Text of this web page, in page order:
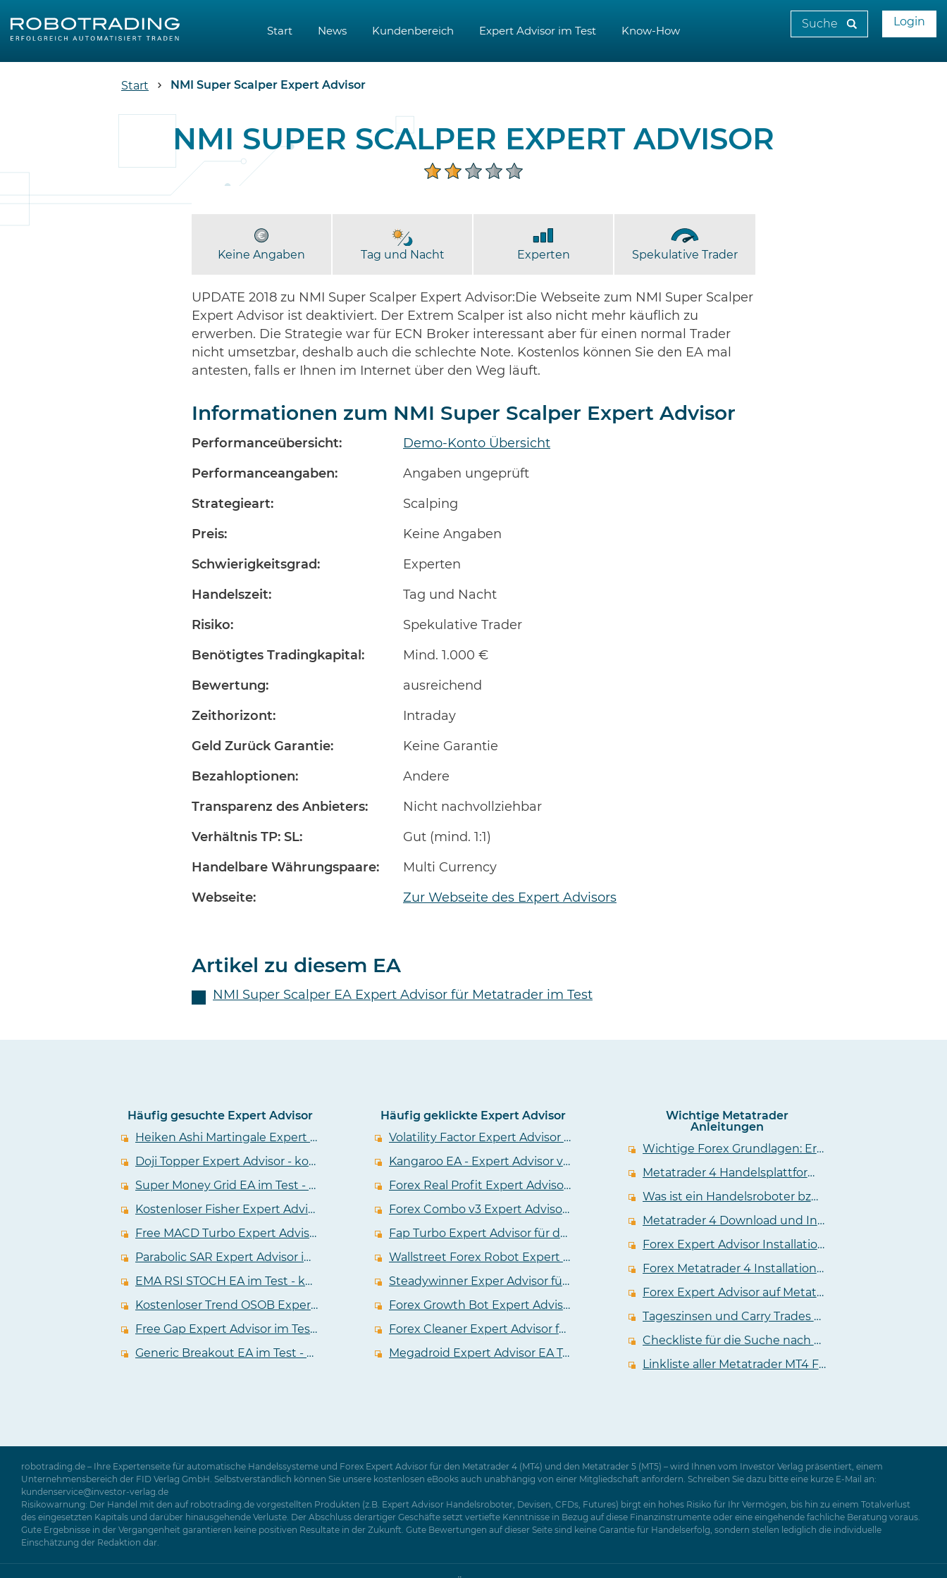
Start News Kundenbereich Expert Advisor im Test Know-How
Login
Start NMI Super Scalper Expert Advisor
NMI SUPER SCALPER EXPERT ADVISOR
Keine Angaben Tag und Nacht Experten Spekulative Trader
UPDATE 2018 zu NMI Super Scalper Expert Advisor:Die Webseite zum NMI Super Scalper
Expert Advisor ist deaktiviert. Der Extrem Scalper ist also nicht mehr käuflich zu
erwerben. Die Strategie war für ECN Broker interessant aber für einen normal Trader
nicht umsetzbar, deshalb auch die schlechte Note. Kostenlos können Sie den EA mal
antesten, falls er Ihnen im Internet über den Weg läuft.
Informationen zum NMI Super Scalper Expert Advisor
Performanceübersicht: Demo-Konto Übersicht
Performanceangaben: Angaben ungeprüft
Strategieart: Scalping
Preis: Keine Angaben
Schwierigkeitsgrad: Experten
Handelszeit: Tag und Nacht
Risiko: Spekulative Trader
Benötigtes Tradingkapital: Mind. 1.000 €
Bewertung: ausreichend
Zeithorizont: Intraday
Geld Zurück Garantie: Keine Garantie
Bezahloptionen: Andere
Transparenz des Anbieters: Nicht nachvollziehbar
Verhältnis TP: SL: Gut (mind. 1:1)
Handelbare Währungspaare: Multi Currency
Webseite: Zur Webseite des Expert Advisors
Artikel zu diesem EA
NMI Super Scalper EA Expert Advisor für Metatrader im Test
Häufig gesuchte Expert Advisor
Heiken Ashi Martingale Expert Advisor - kostenloser EA im Test
Doji Topper Expert Advisor - kostenloser EA im Test
Super Money Grid EA im Test - kostenlos und flexibel aber auch gefährlich
Kostenloser Fisher Expert Advisor mit Martingale Funktion im Test
Free MACD Turbo Expert Advisor - kostenloser EA Test
Parabolic SAR Expert Advisor im Test - kostenloser PSAR Grid EA mit Positionsanpassung
EMA RSI STOCH EA im Test - kostenloser Expert Advisor für den MT4
Kostenloser Trend OSOB Expert Advisor im Test
Free Gap Expert Advisor im Test - kostenloser EA für den Metatrader 4
Generic Breakout EA im Test - kostenloser Expert Advisor mit profitablem Backtest
Häufig geklickte Expert Advisor
Volatility Factor Expert Advisor im Test - EA von den Wallstreet Forex Machern
Kangaroo EA - Expert Advisor von Tulip FX im Test
Forex Real Profit Expert Advisor im Test - EA tradet viele Devisenpaare
Forex Combo v3 Expert Advisor in einem unabhängigem Test
Fap Turbo Expert Advisor für den Metatrader im Test
Wallstreet Forex Robot Expert Advisor im Test
Steadywinner Exper Advisor für Metatrader 4 im Test
Forex Growth Bot Expert Advisor für den Metatrader im Test
Forex Cleaner Expert Advisor für Metatrader im ausführlichen Test
Megadroid Expert Advisor EA Test
Wichtige Metatrader
Anleitungen
Wichtige Forex Grundlagen: Erklärung zu Pip, Lot, Kursen und Charts
Metatrader 4 Handelsplattform für den Forex Handel
Was ist ein Handelsroboter bzw. Forex Metatrader Expert Advisor (EA)?
Metatrader 4 Download und Installationsanleitung
Forex Expert Advisor Installationsanleitung für Metatrader 4
Forex Metatrader 4 Installation Anleitung Video
Forex Expert Advisor auf Metatrader 4 installieren Anleitung Video
Tageszinsen und Carry Trades an der Forex
Checkliste für die Suche nach dem passendem Metatrader 4 Forex Broker
Linkliste aller Metatrader MT4 Forex Broker
robotrading.de – Ihre Expertenseite für automatische Handelssysteme und Forex Expert Advisor für den Metatrader 4 (MT4) und den Metatrader 5 (MT5) – wird Ihnen vom Investor Verlag präsentiert, einem
Unternehmensbereich der FID Verlag GmbH. Selbstverständlich können Sie unsere kostenlosen eBooks auch unabhängig von einer Mitgliedschaft anfordern. Schreiben Sie dazu bitte eine kurze E-Mail an:
kundenservice@investor-verlag.de
Risikowarnung: Der Handel mit den auf robotrading.de vorgestellten Produkten (z.B. Expert Advisor Handelsroboter, Devisen, CFDs, Futures) birgt ein hohes Risiko für Ihr Vermögen, bis hin zu einem Totalverlust
des eingesetzten Kapitals und darüber hinausgehende Verluste. Der Abschluss derartiger Geschäfte setzt vertiefte Kenntnisse in Bezug auf diese Finanzinstrumente oder eine eingehende fachliche Beratung voraus.
Gute Ergebnisse in der Vergangenheit garantieren keine positiven Resultate in der Zukunft. Gute Bewertungen auf dieser Seite sind keine Garantie für Handelserfolg, sondern stellen lediglich die individuelle
Einschätzung der Redaktion dar.